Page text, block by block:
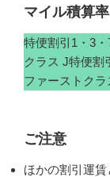
マイル積算率
特便割引1・3・
クラス J特便割
ファーストク
ご注意
ほかの割引運賃